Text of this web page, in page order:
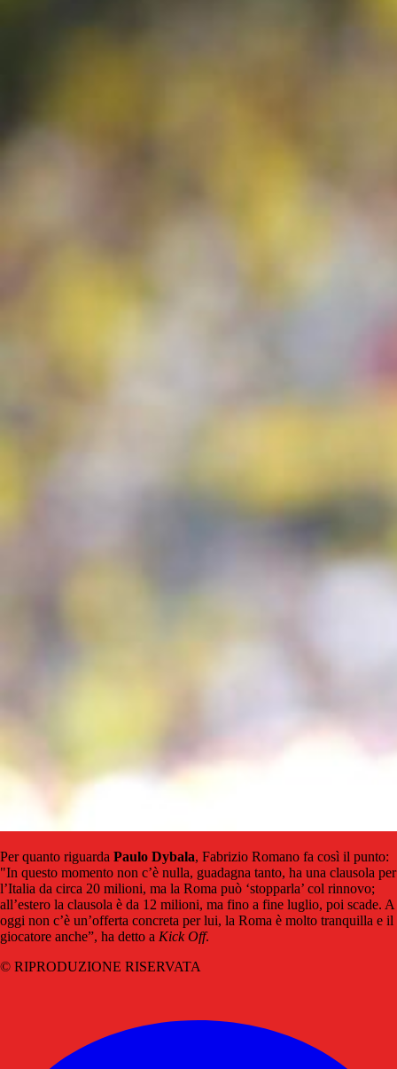
Per quanto riguarda Paulo Dybala, Fabrizio Romano fa così il punto:
"In questo momento non c’è nulla, guadagna tanto, ha una clausola per
l’Italia da circa 20 milioni, ma la Roma può ‘stopparla’ col rinnovo;
all’estero la clausola è da 12 milioni, ma fino a fine luglio, poi scade. A
oggi non c’è un’offerta concreta per lui, la Roma è molto tranquilla e il
giocatore anche”, ha detto a Kick Off.
© RIPRODUZIONE RISERVATA